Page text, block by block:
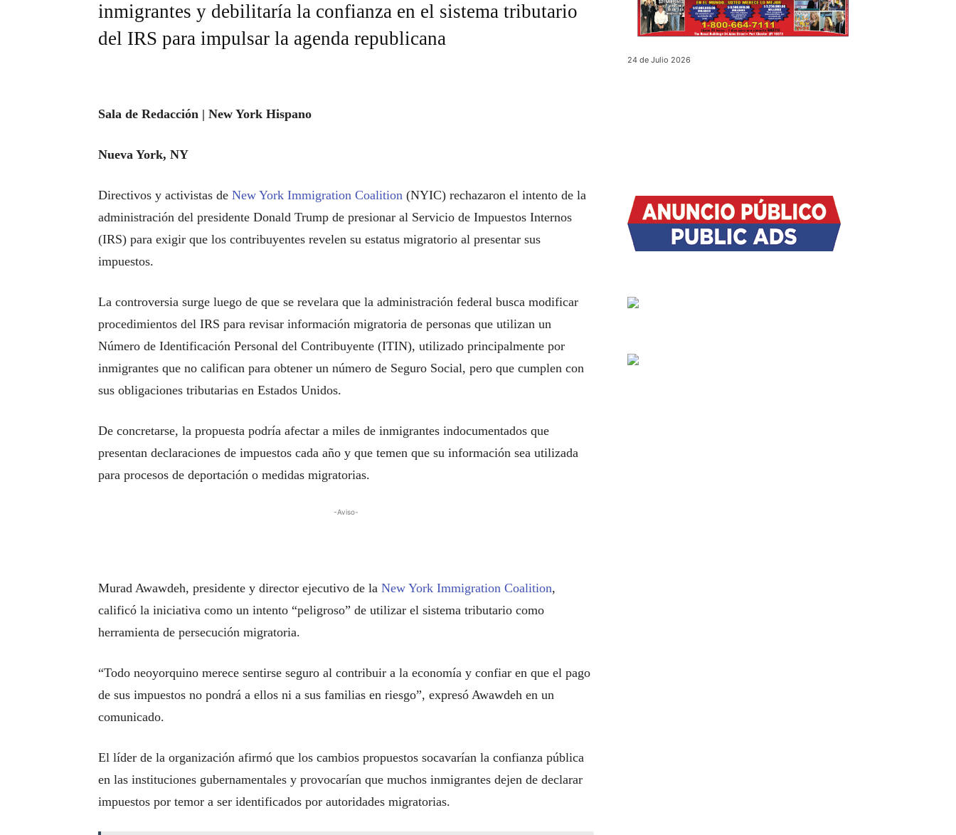
inmigrantes y debilitaría la confianza en el sistema tributario
del IRS para impulsar la agenda republicana
Sala de Redacción | New York Hispano
Nueva York, NY
Directivos y activistas de New York Immigration Coalition (NYIC) rechazaron el intento de la
administración del presidente Donald Trump de presionar al Servicio de Impuestos Internos
(IRS) para exigir que los contribuyentes revelen su estatus migratorio al presentar sus
impuestos.
La controversia surge luego de que se revelara que la administración federal busca modificar
procedimientos del IRS para revisar información migratoria de personas que utilizan un
Número de Identificación Personal del Contribuyente (ITIN), utilizado principalmente por
inmigrantes que no califican para obtener un número de Seguro Social, pero que cumplen con
sus obligaciones tributarias en Estados Unidos.
De concretarse, la propuesta podría afectar a miles de inmigrantes indocumentados que
presentan declaraciones de impuestos cada año y que temen que su información sea utilizada
para procesos de deportación o medidas migratorias.
-Aviso-
Murad Awawdeh, presidente y director ejecutivo de la New York Immigration Coalition,
calificó la iniciativa como un intento “peligroso” de utilizar el sistema tributario como
herramienta de persecución migratoria.
“Todo neoyorquino merece sentirse seguro al contribuir a la economía y confiar en que el pago
de sus impuestos no pondrá a ellos ni a sus familias en riesgo”, expresó Awawdeh en un
comunicado.
El líder de la organización afirmó que los cambios propuestos socavarían la confianza pública
en las instituciones gubernamentales y provocarían que muchos inmigrantes dejen de declarar
impuestos por temor a ser identificados por autoridades migratorias.
24 de Julio 2026